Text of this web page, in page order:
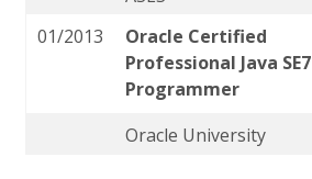
01/2013
Oracle Certified
Professional Java SE7
Programmer
Oracle University